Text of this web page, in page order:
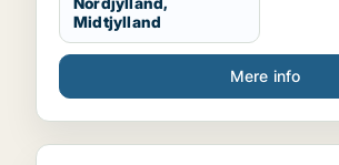
Midtjylland
Mere info